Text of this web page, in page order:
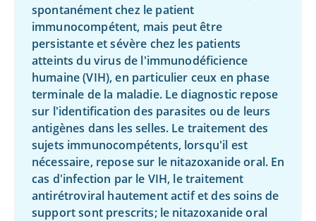
spontanément chez le patient
immunocompétent, mais peut être
persistante et sévère chez les patients
atteints du virus de l'immunodéficience
humaine (VIH), en particulier ceux en phase
terminale de la maladie. Le diagnostic repose
sur l'identification des parasites ou de leurs
antigènes dans les selles. Le traitement des
sujets immunocompétents, lorsqu'il est
nécessaire, repose sur le nitazoxanide oral. En
cas d'infection par le VIH, le traitement
antirétroviral hautement actif et des soins de
support sont prescrits; le nitazoxanide oral